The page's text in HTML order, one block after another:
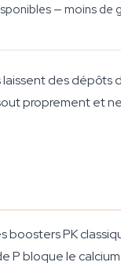
— moins de
des dépôts
proprement et
boosters PK
P bloque le